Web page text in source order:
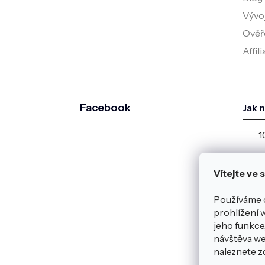
Vítejte ve
prohlížení
jeho
návštěva
naleznete
Facebook Jak
zde